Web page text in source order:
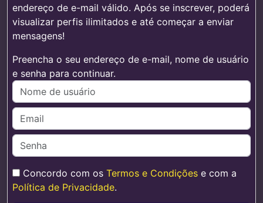
endereço de e-mail válido. Após se inscrever, poderá
visualizar perfis ilimitados e até começar a enviar
mensagens!
Preencha o seu endereço de e-mail, nome de usuário
e senha para continuar.
Concordo com os Termos e Condições e com a
Política de Privacidade.